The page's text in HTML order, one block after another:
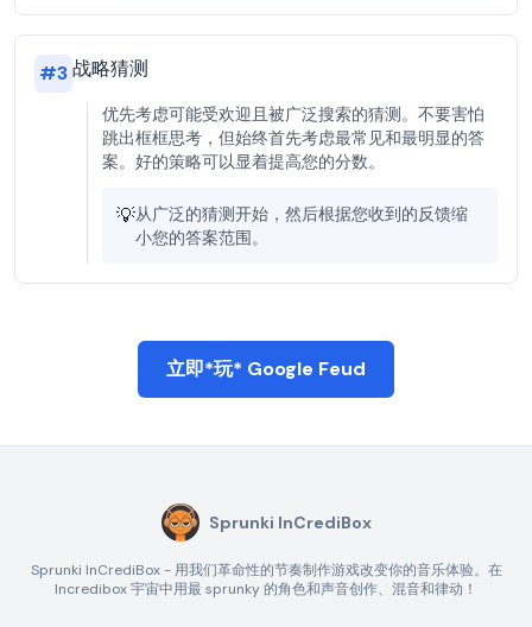
#3战略猜测
优先考虑可能受欢迎且被广泛搜索的猜测。不要害怕
跳出框框思考，但始终首先考虑最常见和最明显的答
案。好的策略可以显着提高您的分数。
💡从广泛的猜测开始，然后根据您收到的反馈缩
小您的答案范围。
立即*玩* Google Feud
Sprunki InCrediBox
Sprunki InCrediBox - 用我们革命性的节奏制作游戏改变你的音乐体验。在
Incredibox 宇宙中用最 sprunky 的角色和声音创作、混音和律动！